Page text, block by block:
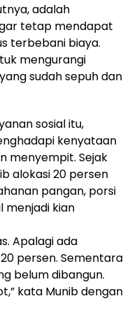
adalah
tetap mendapat
terbebani biaya.
mengurangi
sudah sepuh dan
sosial itu,
kenyataan
menyempit. Sejak
alokasi 20 persen
pangan, porsi
menjadi kian
Apalagi ada
persen. Sementara
belum dibangun.
kata Munib dengan